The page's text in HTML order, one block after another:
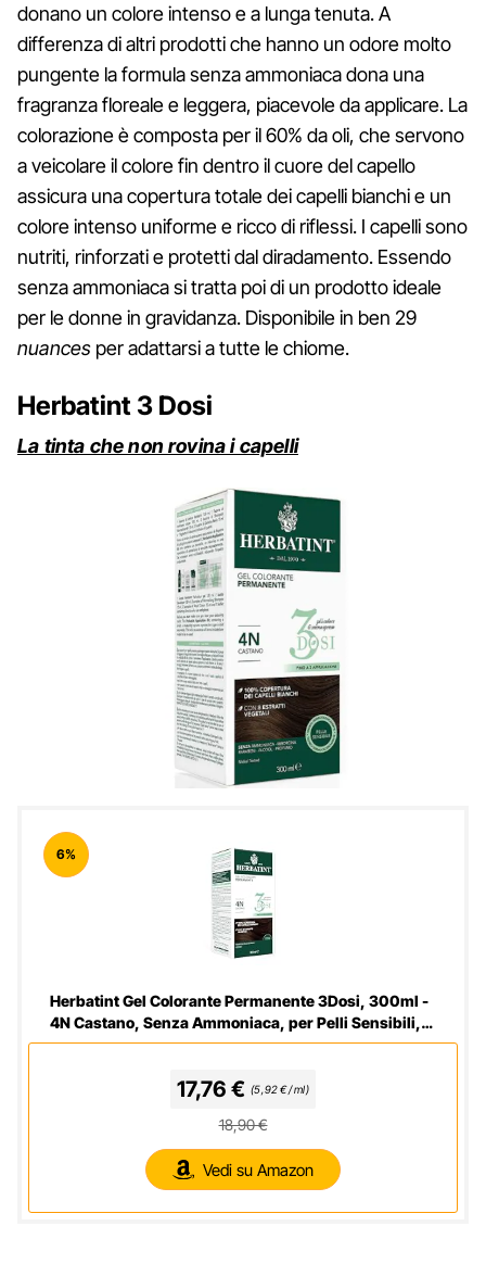
donano un colore intenso e a lunga tenuta. A
differenza di altri prodotti che hanno un odore molto
pungente la formula senza ammoniaca dona una
fragranza floreale e leggera, piacevole da applicare. La
colorazione è composta per il 60% da oli, che servono
a veicolare il colore fin dentro il cuore del capello
assicura una copertura totale dei capelli bianchi e un
colore intenso uniforme e ricco di riflessi. I capelli sono
nutriti, rinforzati e protetti dal diradamento. Essendo
senza ammoniaca si tratta poi di un prodotto ideale
per le donne in gravidanza. Disponibile in ben 29
nuances per adattarsi a tutte le chiome.
Herbatint 3 Dosi
La tinta che non rovina i capelli
6%
Herbatint Gel Colorante Permanente 3Dosi, 300ml -
4N Castano, Senza Ammoniaca, per Pelli Sensibili,
100% Copertura Capelli Bianchi, con 8 Estratti
17,76 € (5,92 € / ml)
18,90 €
Vedi su Amazon